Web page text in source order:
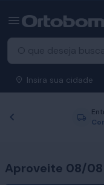
Insira sua cidade
Anterior
Aproveite 08/